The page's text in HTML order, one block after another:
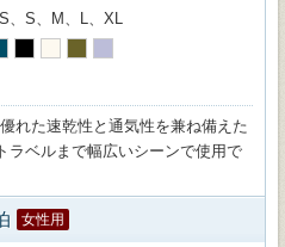
、S、M、L、XL
れた速乾性と通気性を兼ね備えた
ラベルまで幅広いシーンで使用で
女性用